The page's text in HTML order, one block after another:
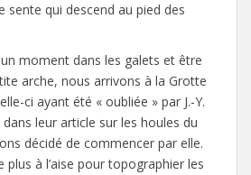
sente qui descend au pied des
moment dans les galets et être
arche, nous arrivons à la Grotte
ci ayant été « oubliée » par J.-Y.
dans leur article sur les houles du
décidé de commencer par elle.
plus à l’aise pour topographier les